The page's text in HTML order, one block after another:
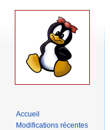
Accueil
Modifications récentes